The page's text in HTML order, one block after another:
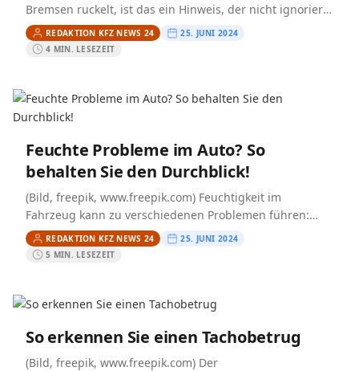
Bremsen ruckelt, ist das ein Hinweis, der nicht ignoriert
werden sollte. Solche Symptome können auf ernsthafte
Probleme…
REDAKTION KFZ NEWS 24
25. JUNI 2024
4 MIN. LESEZEIT
Feuchte Probleme im Auto? So
behalten Sie den Durchblick!
(Bild, freepik, www.freepik.com) Feuchtigkeit im
Fahrzeug kann zu verschiedenen Problemen führen:
beschlagene Scheiben, unangenehme Gerüche und im
schlimmsten Fall sogar Schimmel. Als Autoexperte und
REDAKTION KFZ NEWS 24
25. JUNI 2024
5 MIN. LESEZEIT
So erkennen Sie einen Tachobetrug
(Bild, freepik, www.freepik.com) Der